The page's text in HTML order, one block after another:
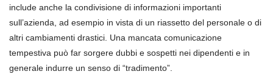
include anche la condivisione di informazioni importanti
sull’azienda, ad esempio in vista di un riassetto del personale o di
altri cambiamenti drastici. Una mancata comunicazione
tempestiva può far sorgere dubbi e sospetti nei dipendenti e in
generale indurre un senso di “tradimento”.